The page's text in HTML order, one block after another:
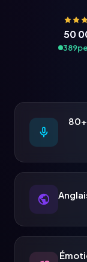
50
389